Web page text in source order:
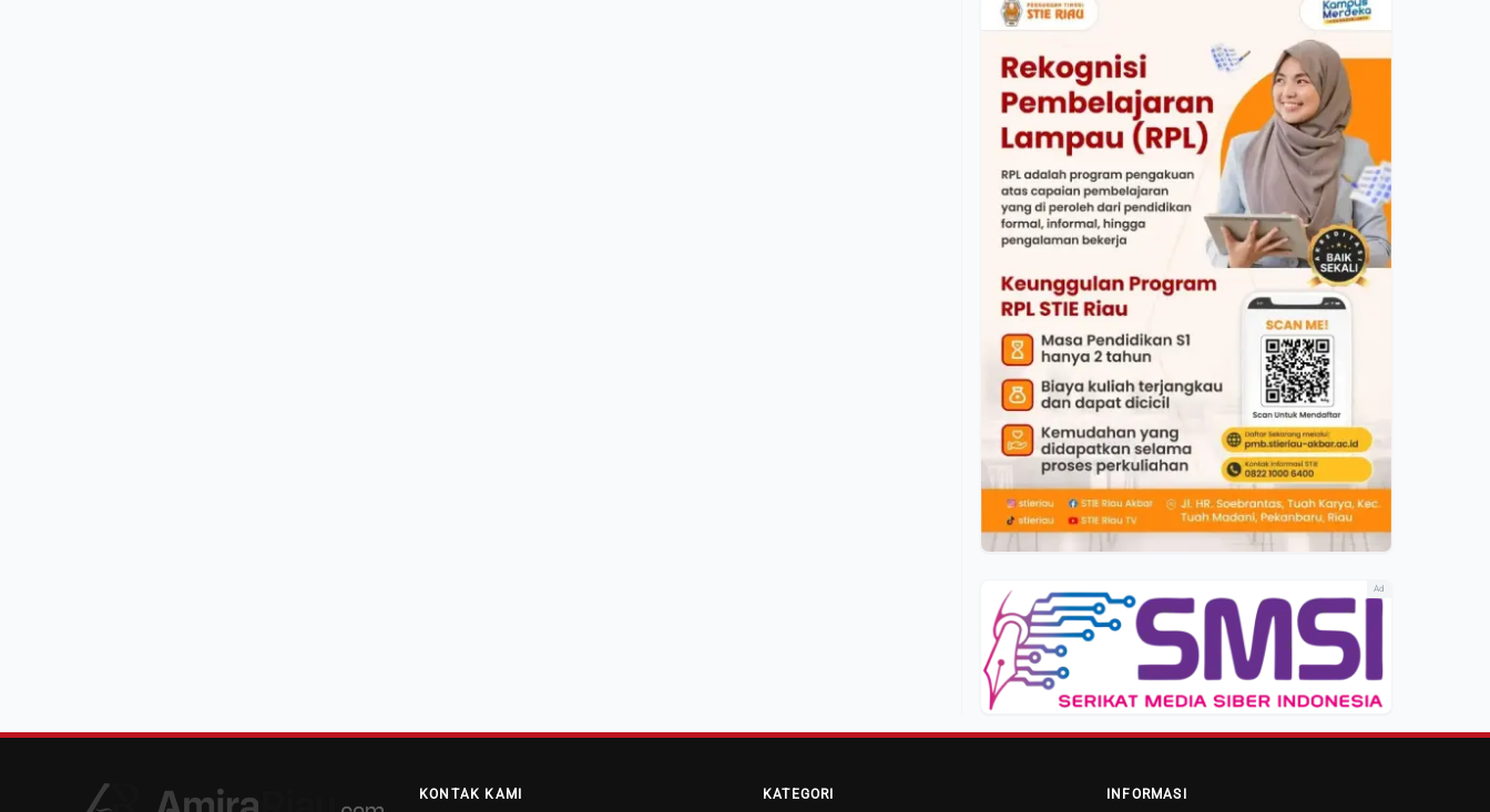
Ad
KONTAK KAMI KATEGORI INFORMASI